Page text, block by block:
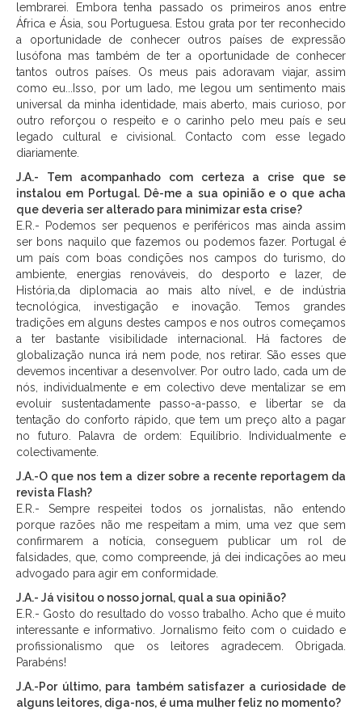
lembrarei. Embora tenha passado os primeiros anos entre
África e Ásia, sou Portuguesa. Estou grata por ter reconhecido
a oportunidade de conhecer outros países de expressão
lusófona mas também de ter a oportunidade de conhecer
tantos outros países. Os meus pais adoravam viajar, assim
como eu...Isso, por um lado, me legou um sentimento mais
universal da minha identidade, mais aberto, mais curioso, por
outro reforçou o respeito e o carinho pelo meu país e seu
legado cultural e civisional. Contacto com esse legado
diariamente.
J.A.- Tem acompanhado com certeza a crise que se
instalou em Portugal. Dê-me a sua opinião e o que acha
que deveria ser alterado para minimizar esta crise?
E.R.- Podemos ser pequenos e periféricos mas ainda assim
ser bons naquilo que fazemos ou podemos fazer. Portugal é
um país com boas condições nos campos do turismo, do
ambiente, energias renováveis, do desporto e lazer, de
História,da diplomacia ao mais alto nível, e de indústria
tecnológica, investigação e inovação. Temos grandes
tradições em alguns destes campos e nos outros começamos
a ter bastante visibilidade internacional. Há factores de
globalização nunca irá nem pode, nos retirar. São esses que
devemos incentivar a desenvolver. Por outro lado, cada um de
nós, individualmente e em colectivo deve mentalizar se em
evoluir sustentadamente passo-a-passo, e libertar se da
tentação do conforto rápido, que tem um preço alto a pagar
no futuro. Palavra de ordem: Equilíbrio. Individualmente e
colectivamente.
J.A.-O que nos tem a dizer sobre a recente reportagem da
revista Flash?
E.R.- Sempre respeitei todos os jornalistas, não entendo
porque razões não me respeitam a mim, uma vez que sem
confirmarem a notícia, conseguem publicar um rol de
falsidades, que, como compreende, já dei indicações ao meu
advogado para agir em conformidade.
J.A.- Já visitou o nosso jornal, qual a sua opinião?
E.R.- Gosto do resultado do vosso trabalho. Acho que é muito
interessante e informativo. Jornalismo feito com o cuidado e
profissionalismo que os leitores agradecem. Obrigada.
Parabéns!
J.A.-Por último, para também satisfazer a curiosidade de
alguns leitores, diga-nos, é uma mulher feliz no momento?